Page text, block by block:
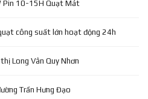
Pin 10-15H Quạt Mát
công suất lớn hoạt động 24h
Long Vân Quy Nhơn
Trần Hưng Đạo